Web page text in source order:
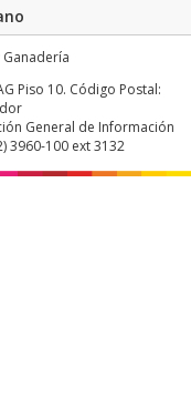
Piso 10. Código Postal:
General de Información
3960-100 ext 3132